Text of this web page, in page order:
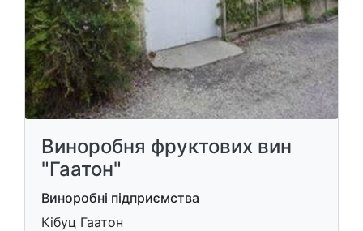
Виноробня фруктових вин
"Гаатон"
Виноробні підприємства
Кібуц Гаатон